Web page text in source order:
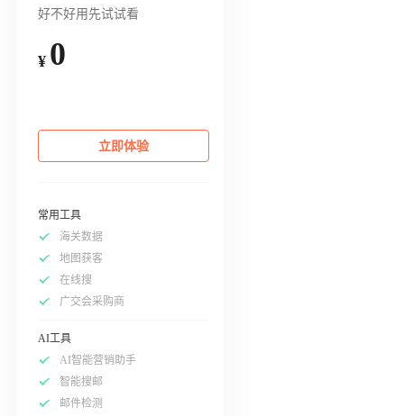
好不好用先试试看
¥ 0
立即体验
常用工具
海关数据
地图获客
在线搜
广交会采购商
AI工具
AI智能营销助手
智能搜邮
邮件检测